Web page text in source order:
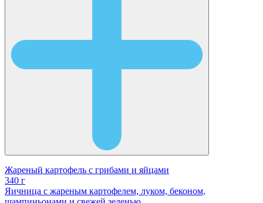
Жареный картофель с грибами и яйцами
340 г
Яичница с жареным картофелем, луком, беконом,